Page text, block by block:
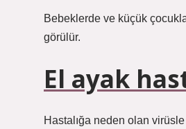
Bebeklerde ve küçük
görülür.
El ayak
Hastalığa neden olan